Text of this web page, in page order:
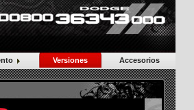
Consumos y Emisiones >>
Catálogo >>
Versiones Accesorios